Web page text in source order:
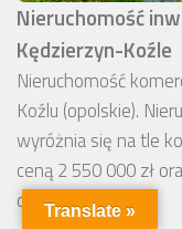
Nieruchomość
Kędzierzyn-Koźle
Nieruchomość
Koźlu (opolskie).
wyróżnia się na tle
ceną 2 550 000 zł
do pracy.
Translate »